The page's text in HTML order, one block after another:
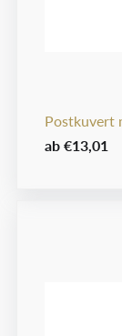
Postkuvert
ab €13,01